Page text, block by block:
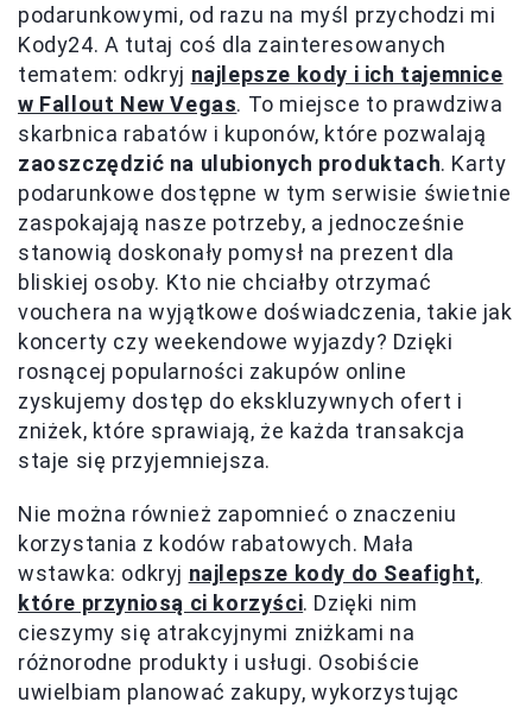
podarunkowymi, od razu na myśl przychodzi mi
Kody24. A tutaj coś dla zainteresowanych
tematem: odkryj najlepsze kody i ich tajemnice
w Fallout New Vegas. To miejsce to prawdziwa
skarbnica rabatów i kuponów, które pozwalają
zaoszczędzić na ulubionych produktach. Karty
podarunkowe dostępne w tym serwisie świetnie
zaspokajają nasze potrzeby, a jednocześnie
stanowią doskonały pomysł na prezent dla
bliskiej osoby. Kto nie chciałby otrzymać
vouchera na wyjątkowe doświadczenia, takie jak
koncerty czy weekendowe wyjazdy? Dzięki
rosnącej popularności zakupów online
zyskujemy dostęp do ekskluzywnych ofert i
zniżek, które sprawiają, że każda transakcja
staje się przyjemniejsza.
Nie można również zapomnieć o znaczeniu
korzystania z kodów rabatowych. Mała
wstawka: odkryj najlepsze kody do Seafight,
które przyniosą ci korzyści. Dzięki nim
cieszymy się atrakcyjnymi zniżkami na
różnorodne produkty i usługi. Osobiście
uwielbiam planować zakupy, wykorzystując